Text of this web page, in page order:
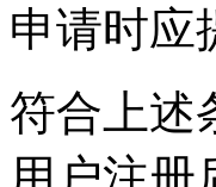
申请时应
符合上述
用户注册